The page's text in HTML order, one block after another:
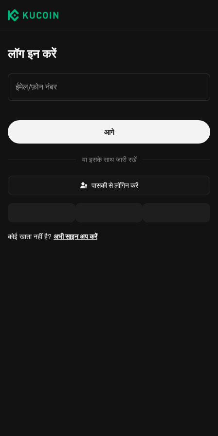
लॉग इन करें
ईमेल/फ़ोन नंबर
आगे
या इसके साथ जारी रखें
पासकी से लॉगिन करें
कोई खाता नहीं है? अभी साइन अप करें